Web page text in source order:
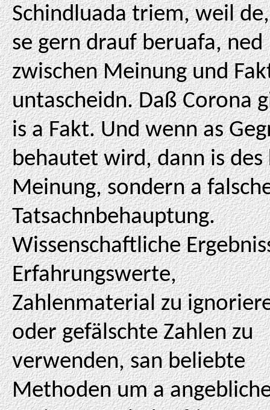
Schindluada triem, weil
se gern drauf beruafa, ned
zwischen Meinung und
untascheidn. Daß Corona
is a Fakt. Und wenn as
behautet wird, dann is des
Meinung, sondern a
Tatsachnbehauptung.
Wissenschaftliche
Erfahrungswerte,
Zahlenmaterial zu
oder gefälschte Zahlen zu
verwenden, san beliebte
Methoden um a